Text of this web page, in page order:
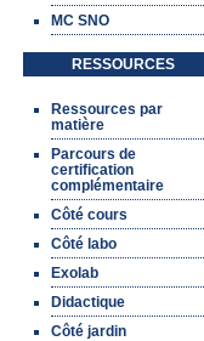
MC SNO
RESSOURCES
Ressources par
matière
Parcours de
certification
complémentaire
Côté cours
Côté labo
Exolab
Didactique
Côté jardin